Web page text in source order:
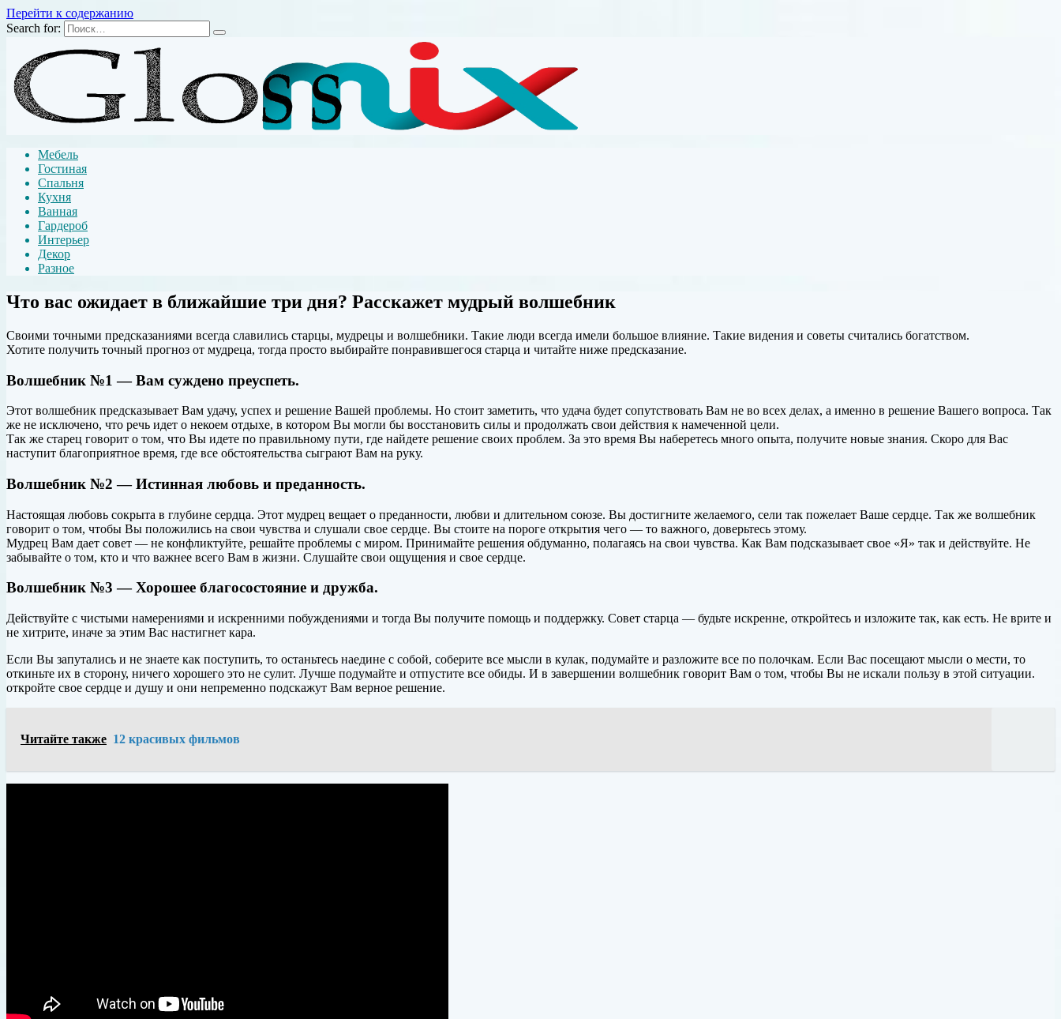
Перейти к содержанию
Search for:
Мебель
Гостиная
Спальня
Кухня
Ванная
Гардероб
Интерьер
Декор
Разное
Что вас ожидает в ближайшие три дня? Расскажет мудрый волшебник
Своими точными предсказаниями всегда славились старцы, мудрецы и волшебники. Такие люди всегда имели большое влияние. Такие видения и советы считались богатством.
Хотите получить точный прогноз от мудреца, тогда просто выбирайте понравившегося старца и читайте ниже предсказание.
Волшебник №1 — Вам суждено преуспеть.
Этот волшебник предсказывает Вам удачу, успех и решение Вашей проблемы. Но стоит заметить, что удача будет сопутствовать Вам не во всех делах, а именно в решение Вашего вопроса. Так
же не исключено, что речь идет о некоем отдыхе, в котором Вы могли бы восстановить силы и продолжать свои действия к намеченной цели.
Так же старец говорит о том, что Вы идете по правильному пути, где найдете решение своих проблем. За это время Вы наберетесь много опыта, получите новые знания. Скоро для Вас
наступит благоприятное время, где все обстоятельства сыграют Вам на руку.
Волшебник №2 — Истинная любовь и преданность.
Настоящая любовь сокрыта в глубине сердца. Этот мудрец вещает о преданности, любви и длительном союзе. Вы достигните желаемого, сели так пожелает Ваше сердце. Так же волшебник
говорит о том, чтобы Вы положились на свои чувства и слушали свое сердце. Вы стоите на пороге открытия чего — то важного, доверьтесь этому.
Мудрец Вам дает совет — не конфликтуйте, решайте проблемы с миром. Принимайте решения обдуманно, полагаясь на свои чувства. Как Вам подсказывает свое «Я» так и действуйте. Не
забывайте о том, кто и что важнее всего Вам в жизни. Слушайте свои ощущения и свое сердце.
Волшебник №3 — Хорошее благосостояние и дружба.
Действуйте с чистыми намерениями и искренними побуждениями и тогда Вы получите помощь и поддержку. Совет старца — будьте искренне, откройтесь и изложите так, как есть. Не врите и
не хитрите, иначе за этим Вас настигнет кара.
Если Вы запутались и не знаете как поступить, то останьтесь наедине с собой, соберите все мысли в кулак, подумайте и разложите все по полочкам. Если Вас посещают мысли о мести, то
откиньте их в сторону, ничего хорошего это не сулит. Лучше подумайте и отпустите все обиды. И в завершении волшебник говорит Вам о том, чтобы Вы не искали пользу в этой ситуации.
откройте свое сердце и душу и они непременно подскажут Вам верное решение.
Читайте также 12 красивых фильмов